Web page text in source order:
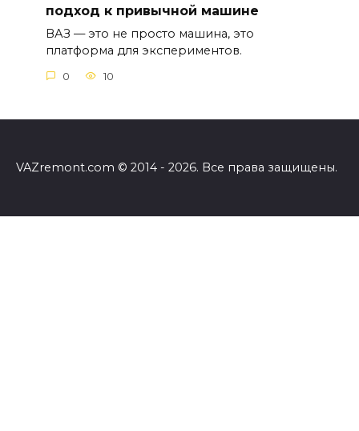
подход к привычной машине
ВАЗ — это не просто машина, это
платформа для экспериментов.
0 10
VAZremont.com © 2014 - 2026. Все права защищены.